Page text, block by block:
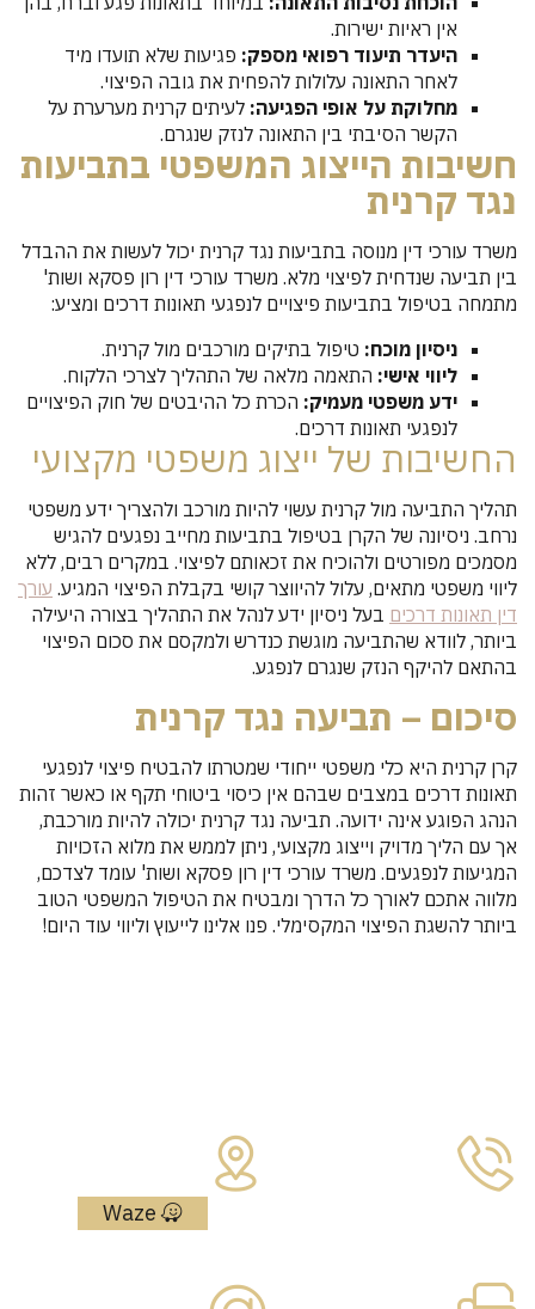
אין ראיות ישירות.
היעדר תיעוד רפואי מספק: פגיעות שלא תועדו מיד
לאחר התאונה עלולות להפחית את גובה הפיצוי.
מחלוקת על אופי הפגיעה: לעיתים קרנית מערערת על
הקשר הסיבתי בין התאונה לנזק שנגרם.
חשיבות הייצוג המשפטי בתביעות
נגד קרנית
משרד עורכי דין מנוסה בתביעות נגד קרנית יכול לעשות את ההבדל
בין תביעה שנדחית לפיצוי מלא. משרד עורכי דין רון פסקא ושות'
מתמחה בטיפול בתביעות פיצויים לנפגעי תאונות דרכים ומציע:
ניסיון מוכח: טיפול בתיקים מורכבים מול קרנית.
ליווי אישי: התאמה מלאה של התהליך לצרכי הלקוח.
ידע משפטי מעמיק: הכרת כל ההיבטים של חוק הפיצויים
לנפגעי תאונות דרכים.
החשיבות של ייצוג משפטי מקצועי
תהליך התביעה מול קרנית עשוי להיות מורכב ולהצריך ידע משפטי
נרחב. ניסיונה של הקרן בטיפול בתביעות מחייב נפגעים להגיש
מסמכים מפורטים ולהוכיח את זכאותם לפיצוי. במקרים רבים, ללא
ליווי משפטי מתאים, עלול להיווצר קושי בקבלת הפיצוי המגיע. עורך
דין תאונות דרכים בעל ניסיון ידע לנהל את התהליך בצורה היעילה
ביותר, לוודא שהתביעה מוגשת כנדרש ולמקסם את סכום הפיצוי
בהתאם להיקף הנזק שנגרם לנפגע.
סיכום – תביעה נגד קרנית
קרן קרנית היא כלי משפטי ייחודי שמטרתו להבטיח פיצוי לנפגעי
תאונות דרכים במצבים שבהם אין כיסוי ביטוחי תקף או כאשר זהות
הנהג הפוגע אינה ידועה. תביעה נגד קרנית יכולה להיות מורכבת,
אך עם הליך מדויק וייצוג מקצועי, ניתן לממש את מלוא הזכויות
המגיעות לנפגעים. משרד עורכי דין רון פסקא ושות' עומד לצדכם,
מלווה אתכם לאורך כל הדרך ומבטיח את הטיפול המשפטי הטוב
ביותר להשגת הפיצוי המקסימלי. פנו אלינו לייעוץ וליווי עוד היום!